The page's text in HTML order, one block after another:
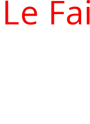
Le